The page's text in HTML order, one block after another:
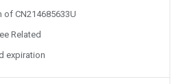
of CN214685633U
Related
expiration